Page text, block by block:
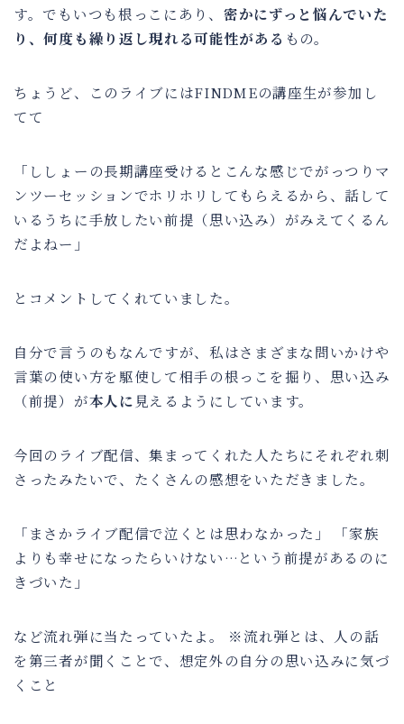
す。でもいつも根っこにあり、 密かにずっと悩んでいた
り、何度も繰り返し現れる可能性がある もの。
ちょうど、このライブにはFINDMEの講座生が参加し
てて
「ししょーの長期講座受けるとこんな感じでがっつりマ
ンツーセッションでホリホリしてもらえるから、話して
いるうちに手放したい前提（思い込み）がみえてくるん
だよねー」
とコメントしてくれていました。
自分で言うのもなんですが、私はさまざまな問いかけや
言葉の使い方を駆使して相手の根っこを掘り、思い込み
（前提）が本人に 見えるようにしています。
今回のライブ配信、集まってくれた人たちにそれぞれ刺
さったみたいで、たくさんの感想をいただきました。
「まさかライブ配信で泣くとは思わなかった」 「家族
よりも幸せになったらいけない…という前提があるのに
きづいた」
など流れ弾に当たっていたよ。 ※流れ弾とは、人の話
を第三者が聞くことで、想定外の自分の思い込みに気づ
くこと